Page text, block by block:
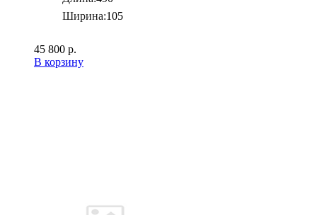
Ширина:105
45 800 р.
В корзину